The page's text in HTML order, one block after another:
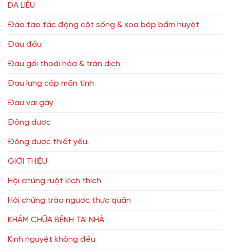
DA LIỄU
Đào tạo tác động cột sống & xoa bóp bấm huyệt
Đau đầu
Đau gối thoái hóa & tràn dịch
Đau lưng cấp mãn tính
Đau vai gáy
Đông dược
Đông dược thiết yếu
GIỚI THIỆU
Hội chứng ruột kích thích
Hội chứng trào ngược thực quản
KHÁM CHỮA BỆNH TẠI NHÀ
Kinh nguyệt không đều